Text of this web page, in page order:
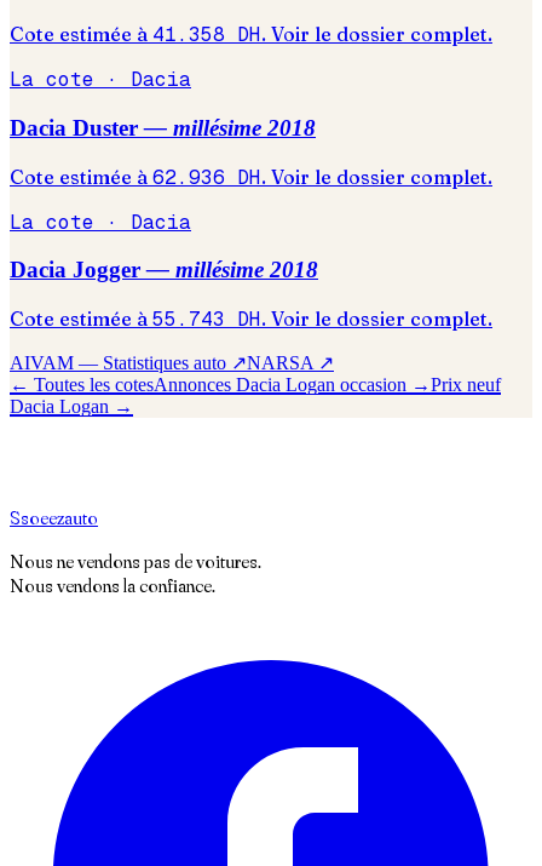
Cote estimée à 41.358 DH. Voir le dossier complet.
La cote · Dacia
Dacia Duster — millésime 2018
Cote estimée à 62.936 DH. Voir le dossier complet.
La cote · Dacia
Dacia Jogger — millésime2018
Cote estimée à 55.743 DH. Voir le dossier complet.
AIVAM — Statistiques auto ↗NARSA ↗
← Toutes les cotesAnnonces Dacia Logan occasion →Prix neuf
Dacia Logan →
Ssoeezauto
Nous ne vendons pas de voitures.
Nous vendons la confiance.